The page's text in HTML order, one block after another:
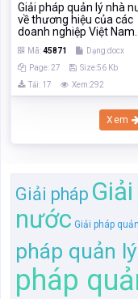
Giải pháp quản lý nhà
về thương hiệu của các
doanh nghiệp Việt Nam.
Mã:45871
Dạng:docx
Page: 27
Size:56 Kb
Tải: 17
Xem:292
Xem
Giải pháp
nước Giải pháp
pháp quản
pháp